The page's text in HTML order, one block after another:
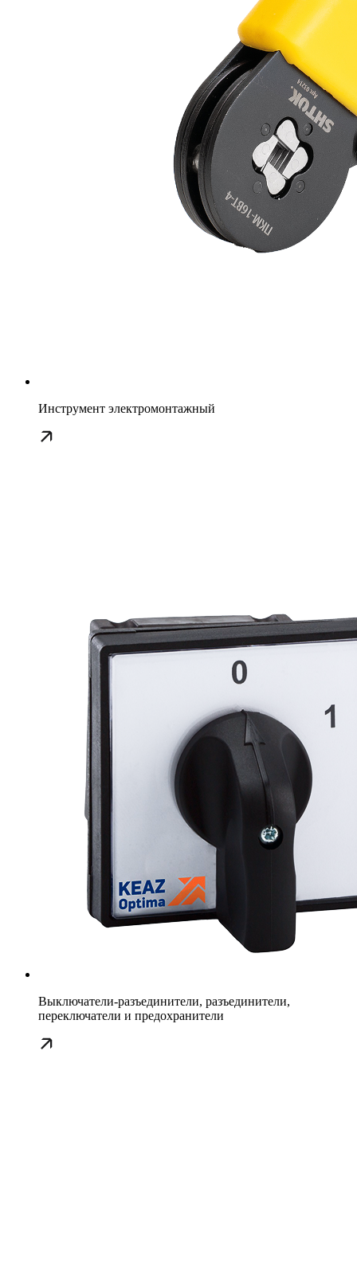
Инструмент электромонтажный
Выключатели-разъединители, разъединители,
переключатели и предохранители